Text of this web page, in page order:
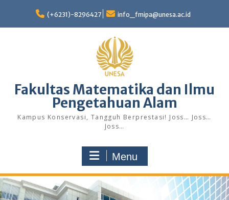
content
(+6231)-8296427 info_fmipa@unesa.ac.id
Fakultas Matematika dan Ilmu
Pengetahuan Alam
Kampus Konservasi, Tangguh Berprestasi! Joss… Joss…
Joss…
Menu